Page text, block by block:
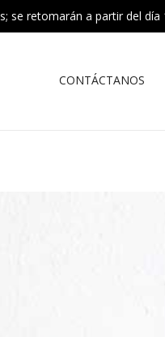
se retomarán a partir del día
CONTÁCTANOS